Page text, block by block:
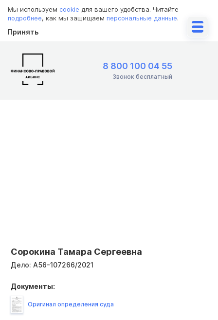
Мы используем cookie для вашего удобства. Читайте
подробнее, как мы защищаем персональные данные.
Принять
8 800 100 04 55
Звонок бесплатный
Сорокина Тамара Сергеевна
Дело: А56-107266/2021
Документы:
Оригинал определения суда